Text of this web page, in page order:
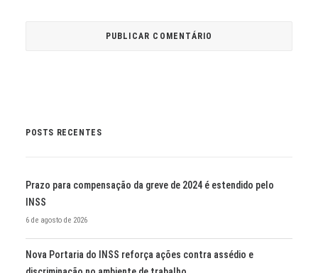
POSTS RECENTES
Prazo para compensação da greve de 2024 é estendido pelo
INSS
6 de agosto de 2026
Nova Portaria do INSS reforça ações contra assédio e